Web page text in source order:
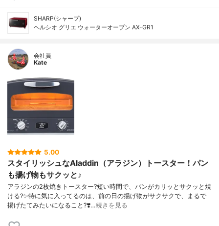
SHARP(シャープ)
ヘルシオ グリエ ウォーターオーブン AX-GR1
会社員
Kate
5.00
スタイリッシュなAladdin（アラジン）トースター！パン
も揚げ物もサクッと♪
アラジンの2枚焼きトースター?短い時間で、パンがカリッとサクッと焼
ける?✨特に気に入ってるのは、前の日の揚げ物がサクサクで、まるで
揚げたてみたいになること?❣️…続きを見る